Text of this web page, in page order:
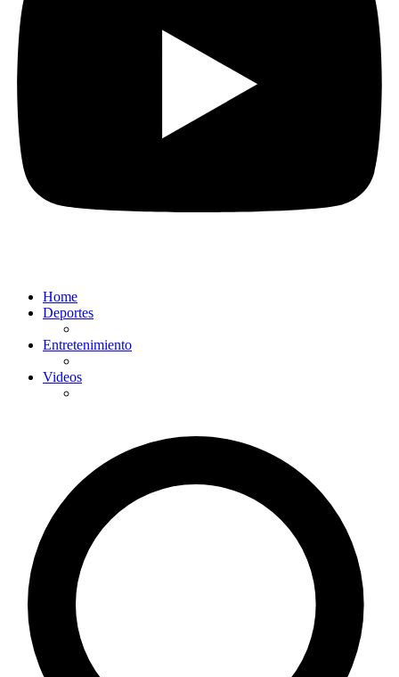
Home
Deportes
Entretenimiento
Videos